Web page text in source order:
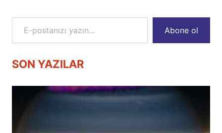
E-postanızı yazın…
Abone ol
SON YAZILAR